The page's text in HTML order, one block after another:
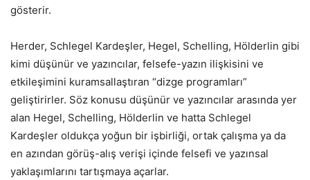
gösterir.
Herder, Schlegel Kardeşler, Hegel, Schelling, Hölderlin gibi
kimi düşünür ve yazıncılar, felsefe-yazın ilişkisini ve
etkileşimini kuramsallaştıran “dizge programları”
geliştirirler. Söz konusu düşünür ve yazıncılar arasında yer
alan Hegel, Schelling, Hölderlin ve hatta Schlegel
Kardeşler oldukça yoğun bir işbirliği, ortak çalışma ya da
en azından görüş-alış verişi içinde felsefi ve yazınsal
yaklaşımlarını tartışmaya açarlar.